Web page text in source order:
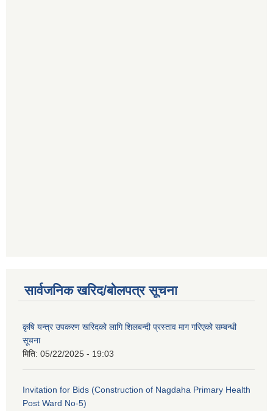
सार्वजनिक खरिद/बोलपत्र सूचना
कृषि यन्त्र उपकरण खरिदको लागि शिलबन्दी प्रस्ताव माग गरिएको सम्बन्धी
सूचना
मिति: 05/22/2025 - 19:03
Invitation for Bids (Construction of Nagdaha Primary Health
Post Ward No-5)